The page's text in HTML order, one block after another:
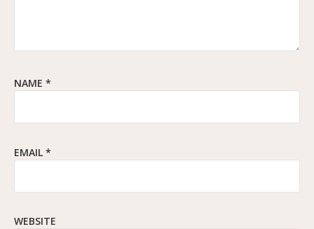
NAME *
EMAIL *
WEBSITE